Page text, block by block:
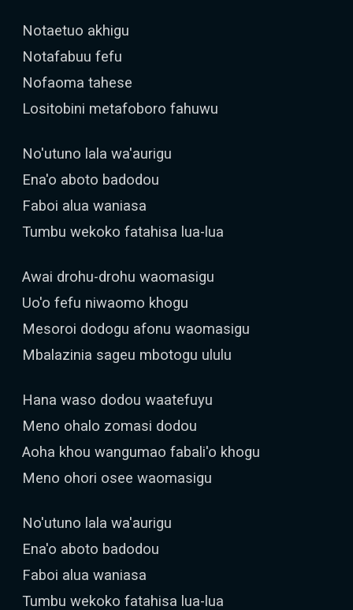
Notaetuo akhigu
Notafabuu fefu
Nofaoma tahese
Lositobini metafoboro fahuwu
No'utuno lala wa'aurigu
Ena'o aboto badodou
Faboi alua waniasa
Tumbu wekoko fatahisa lua-lua
Awai drohu-drohu waomasigu
Uo'o fefu niwaomo khogu
Mesoroi dodogu afonu waomasigu
Mbalazinia sageu mbotogu ululu
Hana waso dodou waatefuyu
Meno ohalo zomasi dodou
Aoha khou wangumao fabali'o khogu
Meno ohori osee waomasigu
No'utuno lala wa'aurigu
Ena'o aboto badodou
Faboi alua waniasa
Tumbu wekoko fatahisa lua-lua